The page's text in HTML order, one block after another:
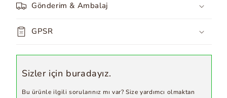
Gönderim & Ambalaj
GPSR
Sizler için buradayız.
Bu ürünle ilgili sorularınız mı var? Size yardımcı olmaktan